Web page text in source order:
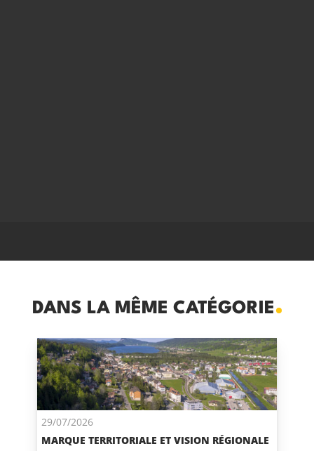
DANS LA MÊME CATÉGORIE
29/07/2026
MARQUE TERRITORIALE ET VISION RÉGIONALE